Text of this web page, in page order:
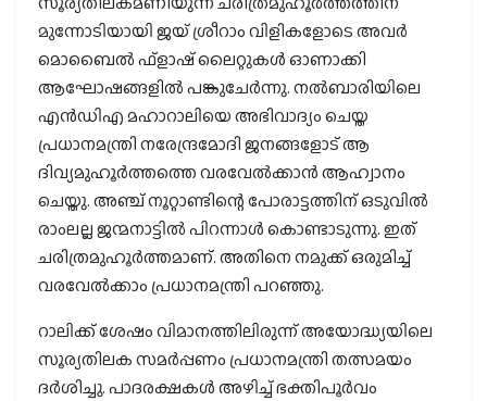
മുന്നോടിയായി ജയ് ശ്രീറാം വിളികളോടെ അവര്‍
മൊബൈല്‍ ഫ്‌ളാഷ് ലൈറ്റുകള്‍ ഓണാക്കി
ആഘോഷങ്ങളില്‍ പങ്കുചേര്‍ന്നു. നല്‍ബാരിയിലെ
എന്‍ഡിഎ മഹാറാലിയെ അഭിവാദ്യം ചെയ്ത
പ്രധാനമന്ത്രി നരേന്ദ്രമോദി ജനങ്ങളോട് ആ
ദിവ്യമുഹൂര്‍ത്തത്തെ വരവേല്‍ക്കാന്‍ ആഹ്വാനം
ചെയ്തു. അഞ്ച് നൂറ്റാണ്ടിന്റെ പോരാട്ടത്തിന് ഒടുവില്‍
രാംലല്ല ജന്മനാട്ടില്‍ പിറന്നാള്‍ കൊണ്ടാടുന്നു. ഇത്
ചരിത്രമുഹൂര്‍ത്തമാണ്. അതിനെ നമുക്ക് ഒരുമിച്ച്
വരവേല്‍ക്കാം പ്രധാനമന്ത്രി പറഞ്ഞു.
റാലിക്ക് ശേഷം വിമാനത്തിലിരുന്ന് അയോദ്ധ്യയിലെ
സൂര്യതിലക സമര്‍പ്പണം പ്രധാനമന്ത്രി തത്സമയം
ദര്‍ശിച്ചു. പാദരക്ഷകള്‍ അഴിച്ച് ഭക്തിപൂര്‍വം